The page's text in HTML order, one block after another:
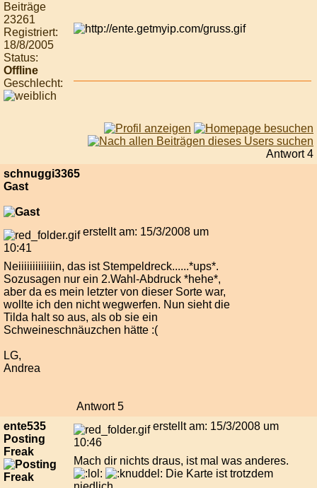
Beiträge
23261
Registriert:
18/8/2005
Status:
Offline
Geschlecht:
Antwort 4
schnuggi3365
Gast
erstellt am: 15/3/2008 um
10:41
Neiiiiiiiiiiiiin, das ist Stempeldreck......*ups*.
Sozusagen nur ein 2.Wahl-Abdruck *hehe*,
aber da es mein letzter von dieser Sorte war,
wollte ich den nicht wegwerfen. Nun sieht die
Tilda halt so aus, als ob sie ein
Schweineschnäuzchen hätte :(
LG,
Andrea
Antwort 5
ente535
Posting
Freak
erstellt am: 15/3/2008 um
10:46
Mach dir nichts draus, ist mal was anderes.
Die Karte ist trotzdem